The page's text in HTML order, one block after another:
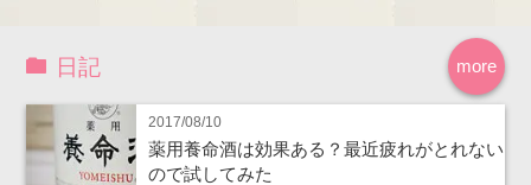
more
日記
2017/08/10
薬用養命酒は効果ある？最近疲れがとれない
ので試してみた